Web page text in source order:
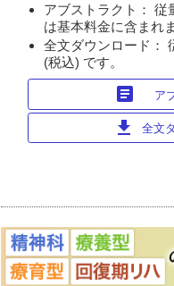
アブストラクト： 従
は基本料金に含まれま
全文ダウンロード：
(税込) です。
article ア
download 全文